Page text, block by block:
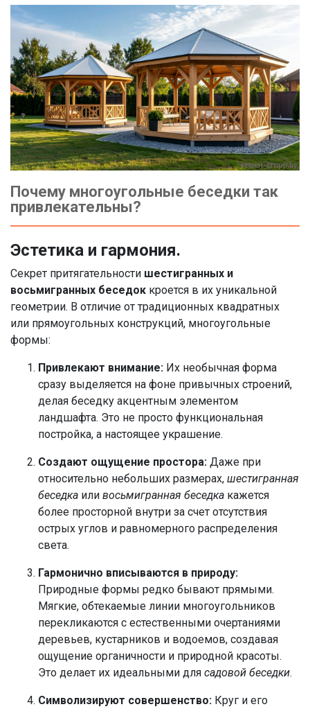
Почему многоугольные беседки так
привлекательны?
Эстетика и гармония.
Секрет притягательности шестигранных и
восьмигранных беседок кроется в их уникальной
геометрии. В отличие от традиционных квадратных
или прямоугольных конструкций, многоугольные
формы:
Привлекают внимание: Их необычная форма
сразу выделяется на фоне привычных строений,
делая беседку акцентным элементом
ландшафта. Это не просто функциональная
постройка, а настоящее украшение.
Создают ощущение простора: Даже при
относительно небольших размерах, шестигранная
беседка или восьмигранная беседка кажется
более просторной внутри за счет отсутствия
острых углов и равномерного распределения
света.
Гармонично вписываются в природу:
Природные формы редко бывают прямыми.
Мягкие, обтекаемые линии многоугольников
перекликаются с естественными очертаниями
деревьев, кустарников и водоемов, создавая
ощущение органичности и природной красоты.
Это делает их идеальными для садовой беседки.
Символизируют совершенство: Круг и его